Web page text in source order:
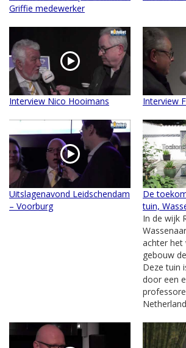
Griffie medewerker
Interview Nico Hooimans Interview
Uitslagenavond Leidschendam
– Voorburg
De
tuin,
In de wijk
achter het
gebouw
Deze tuin
door een